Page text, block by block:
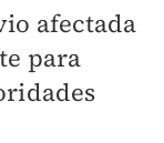
afectada
para